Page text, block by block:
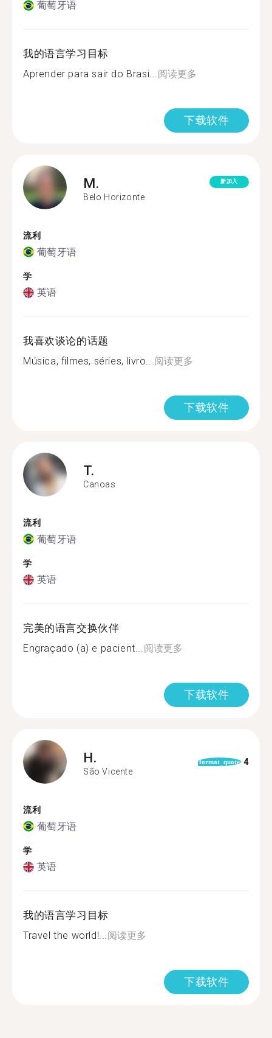
葡萄牙语
我的语言学习目标
Aprender para sair do Brasi...阅读更多
下载软件
M.
Belo Horizonte
新加入
流利
葡萄牙语
学
英语
我喜欢谈论的话题
Música, filmes, séries, livro...阅读更多
下载软件
T.
Canoas
流利
葡萄牙语
学
英语
完美的语言交换伙伴
Engraçado (a) e pacient...阅读更多
下载软件
H.
São Vicente
format_quote 4
流利
葡萄牙语
学
英语
我的语言学习目标
Travel the world!...阅读更多
下载软件